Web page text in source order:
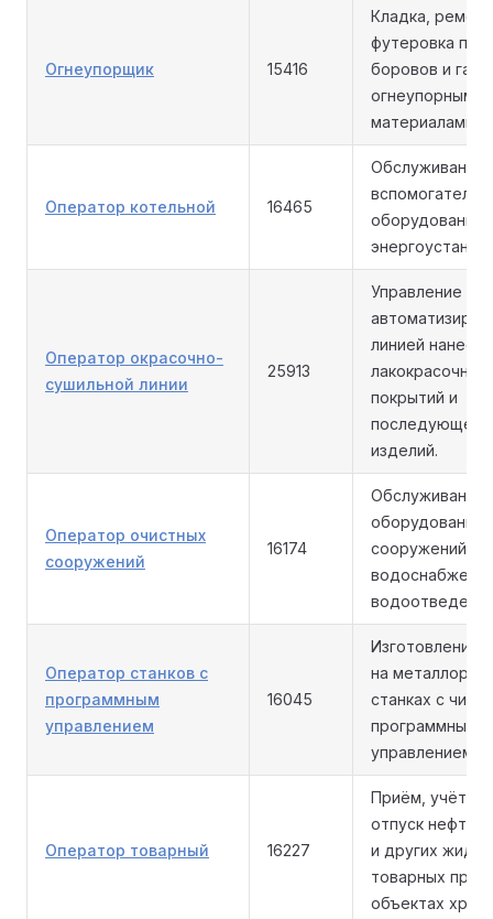
Огнеупорщик 15416
Кладка,
футеровка
боровов и
огнеупорными
материалами.
Оператор котельной 16465
Обслуживание
оборудования
Оператор окрасочно-
сушильной линии
25913
Управление
линией
лакокрасочных
покрытий и
последующей
изделий.
Оператор очистных
сооружений
16174
Обслуживание
оборудования
сооружений
Оператор станков с
программным
управлением
16045
Изготовление
на
станках с
программным
управлением.
Оператор товарный 16227
Приём, учёт,
отпуск
и других
товарных
объектах